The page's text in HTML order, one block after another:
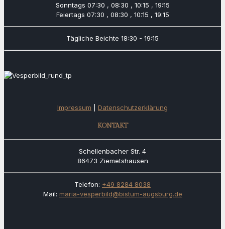
Sonntags 07:30 , 08:30 , 10:15 , 19:15
Feiertags 07:30 , 08:30 , 10:15 , 19:15
Tägliche Beichte 18:30 - 19:15
Impressum Datenschutzerklärung
KONTAKT
Schellenbacher Str. 4
86473 Ziemetshausen
Telefon: +49 8284 8038
Mail: maria-vesperbild@bistum-augsburg.de